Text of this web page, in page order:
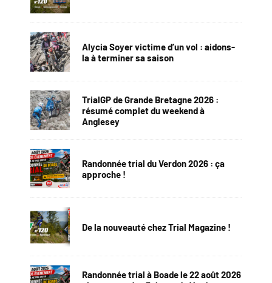
Alycia Soyer victime d’un vol : aidons-
la à terminer sa saison
TrialGP de Grande Bretagne 2026 :
résumé complet du weekend à
Anglesey
Randonnée trial du Verdon 2026 : ça
approche !
De la nouveauté chez Trial Magazine !
Randonnée trial à Boade le 22 août 2026